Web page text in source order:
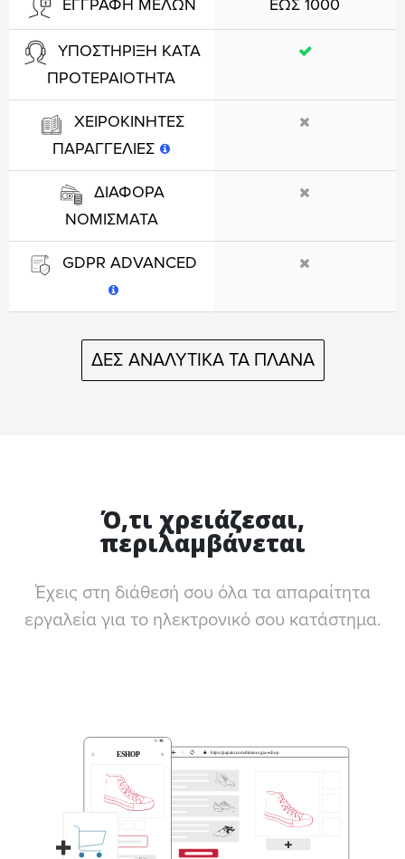
ΕΓΓΡΑΦΗ ΜΕΛΩΝ ΕΩΣ 1000
ΥΠΟΣΤΗΡΙΞΗ ΚΑΤΑ
ΠΡΟΤΕΡΑΙΟΤΗΤΑ
ΧΕΙΡΟΚΙΝΗΤΕΣ
ΠΑΡΑΓΓΕΛΙΕΣ
ΔΙΑΦΟΡΑ
ΝΟΜΙΣΜΑΤΑ
GDPR ADVANCED
ΔΕΣ ΑΝΑΛΥΤΙΚΑ ΤΑ ΠΛΑΝΑ
Ό,τι χρειάζεσαι,
περιλαμβάνεται
Έχεις στη διάθεσή σου όλα τα απαραίτητα
εργαλεία για το ηλεκτρονικό σου κατάστημα.